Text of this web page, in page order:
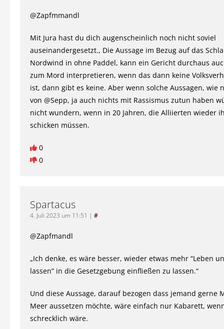
@Zapfmmandl
Mit Jura hast du dich augenscheinlich noch nicht soviel
auseinandergesetzt., Die Aussage im Bezug auf das
Nordwind in ohne Paddel, kann ein Gericht durchaus
zum Mord interpretieren, wenn das dann keine
ist, dann gibt es keine. Aber wenn solche Aussagen, wie
von @Sepp, ja auch nichts mit Rassismus zutun haben
nicht wundern, wenn in 20 Jahren, die Alliierten wieder
schicken müssen.
0
0
Spartacus
4. Juli 2023 um 11:51 | #
@Zapfmandl
„Ich denke, es wäre besser, wieder etwas mehr “Leben
lassen” in die Gesetzgebung einfließen zu lassen.“
Und diese Aussage, darauf bezogen dass jemand gerne
Meer aussetzen möchte, wäre einfach nur Kabarett,
schrecklich wäre.